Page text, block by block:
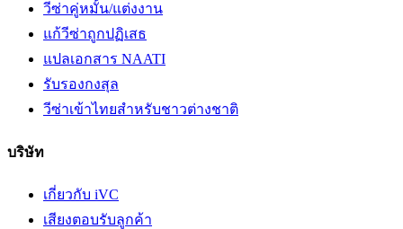
วีซ่าคู่หมั้น/แต่งงาน
แก้วีซ่าถูกปฏิเสธ
แปลเอกสาร NAATI
รับรองกงสุล
วีซ่าเข้าไทยสำหรับชาวต่างชาติ
บริษัท
เกี่ยวกับ iVC
เสียงตอบรับลูกค้า